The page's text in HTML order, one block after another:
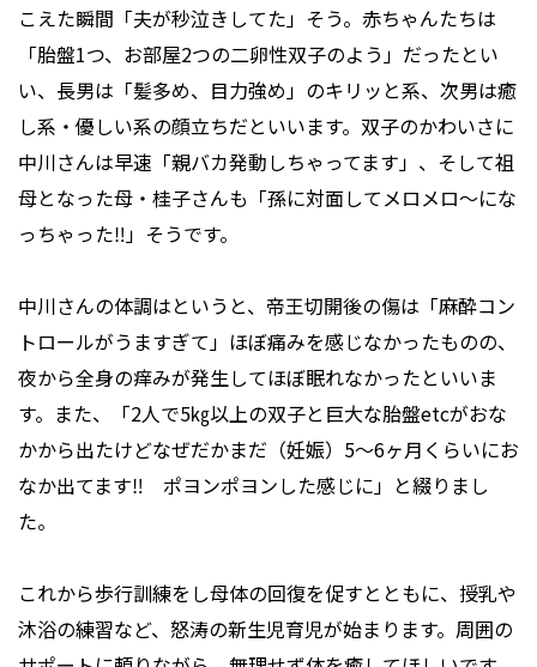
こえた瞬間「夫が秒泣きしてた」そう。赤ちゃんたちは
「胎盤1つ、お部屋2つの二卵性双子のよう」だったとい
い、長男は「髪多め、目力強め」のキリッと系、次男は癒
し系・優しい系の顔立ちだといいます。双子のかわいさに
中川さんは早速「親バカ発動しちゃってます」、そして祖
母となった母・桂子さんも「孫に対面してメロメロ～にな
っちゃった‼」そうです。
中川さんの体調はというと、帝王切開後の傷は「麻酔コン
トロールがうますぎて」ほぼ痛みを感じなかったものの、
夜から全身の痒みが発生してほぼ眠れなかったといいま
す。また、「2人で5㎏以上の双子と巨大な胎盤etcがおな
かから出たけどなぜだかまだ（妊娠）5～6ヶ月くらいにお
なか出てます‼ ポヨンポヨンした感じに」と綴りまし
た。
これから歩行訓練をし母体の回復を促すとともに、授乳や
沐浴の練習など、怒涛の新生児育児が始まります。周囲の